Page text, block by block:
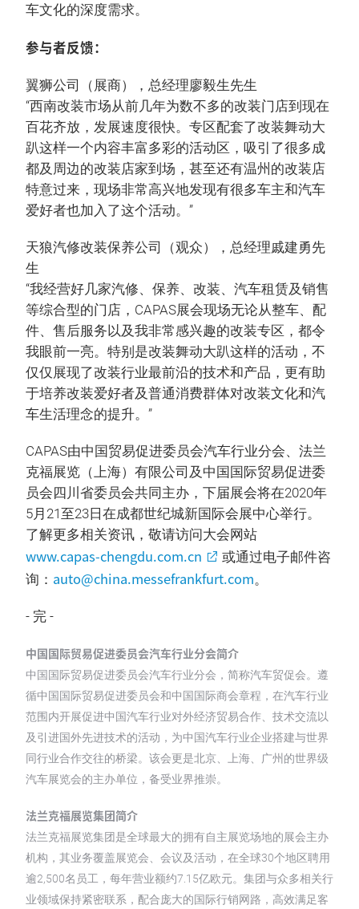
车文化的深度需求。
参与者反馈：
翼狮公司（展商），总经理廖毅生先生
“西南改装市场从前几年为数不多的改装门店到现在
百花齐放，发展速度很快。专区配套了改装舞动大
趴这样一个内容丰富多彩的活动区，吸引了很多成
都及周边的改装店家到场，甚至还有温州的改装店
特意过来，现场非常高兴地发现有很多车主和汽车
爱好者也加入了这个活动。”
天狼汽修改装保养公司（观众），总经理戚建勇先
生
“我经营好几家汽修、保养、改装、汽车租赁及销售
等综合型的门店，CAPAS展会现场无论从整车、配
件、售后服务以及我非常感兴趣的改装专区，都令
我眼前一亮。特别是改装舞动大趴这样的活动，不
仅仅展现了改装行业最前沿的技术和产品，更有助
于培养改装爱好者及普通消费群体对改装文化和汽
车生活理念的提升。”
CAPAS由中国贸易促进委员会汽车行业分会、法兰
克福展览（上海）有限公司及中国国际贸易促进委
员会四川省委员会共同主办，下届展会将在2020年
5月21至23日在成都世纪城新国际会展中心举行。
了解更多相关资讯，敬请访问大会网站
www.capas-chengdu.com.cn
或通过电子邮件咨
询： auto@china.messefrankfurt.com。
- 完 -
中国国际贸易促进委员会汽车行业分会简介
中国国际贸易促进委员会汽车行业分会，简称汽车贸促会。遵
循中国国际贸易促进委员会和中国国际商会章程，在汽车行业
范围内开展促进中国汽车行业对外经济贸易合作、技术交流以
及引进国外先进技术的活动，为中国汽车行业企业搭建与世界
同行业合作交往的桥梁。该会更是北京、上海、广州的世界级
汽车展览会的主办单位，备受业界推崇。
法兰克福展览集团简介
法兰克福展览集团是全球最大的拥有自主展览场地的展会主办
机构，其业务覆盖展览会、会议及活动，在全球30个地区聘用
逾2,500名员工，每年营业额约7.15亿欧元。集团与众多相关行
业领域保持紧密联系，配合庞大的国际行销网路，高效满足客